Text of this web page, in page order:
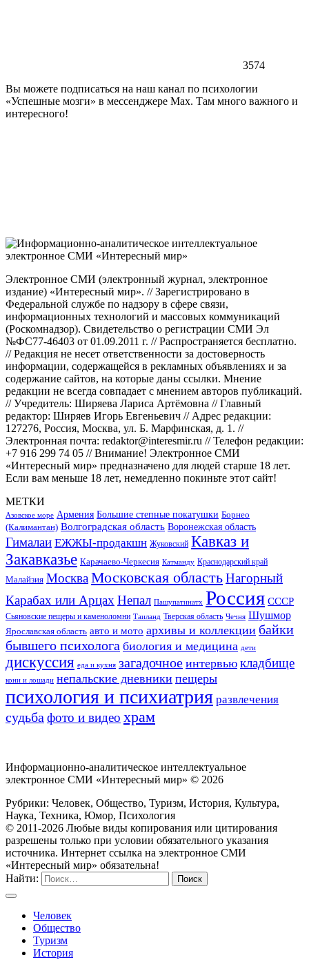
3574
Вы можете подписаться на наш канал по психологии
«Успешные мозги» в мессенджере Max. Там много важного и
интересного!
Электронное СМИ (электронный журнал, электронное
издание) «Интересный мир». // Зарегистрировано в
Федеральной службе по надзору в сфере связи,
информационных технологий и массовых коммуникаций
(Роскомнадзор). Свидетельство о регистрации СМИ Эл
№ФС77-46403 от 01.09.2011 г. // Распространяется бесплатно.
// Редакция не несет ответственности за достоверность
информации, содержащейся в рекламных объявлениях и за
содержание сайтов, на которые даны ссылки. Мнение
редакции не всегда совпадает с мнением авторов публикаций.
// Учредитель: Ширяева Лариса Артёмовна // Главный
редактор: Ширяев Игорь Евгеньевич // Адрес редакции:
127276, Россия, Москва, ул. Б. Марфинская, д. 1. //
Электронная почта: redaktor@interesmir.ru // Телефон редакции:
+7 916 299 74 05 // Внимание! Электронное СМИ
«Интересный мир» предназначено для людей старше 18 лет.
Если вам меньше 18 лет, немедленно покиньте этот сайт!
МЕТКИ
Азовское море Армения Большие степные покатушки Борнео
(Калимантан) Волгоградская область Воронежская область
Гималаи ЕЖЖЫ-продакшн Жуковский Кавказ и
Закавказье Карачаево-Черкесия Катманду Краснодарский край
Малайзия МоскваМосковская областьНагорный
Карабах или Арцах Непал Пашупатинатх Россия СССР
Сьяновские пещеры и каменоломни Таиланд Тверская область Чечня Шушмор
Ярославская область авто и мото архивы и коллекции байки
бывшего психолога биология и медицина дети
дискуссия еда и кухня загадочное интервью кладбище
кони и лошади непальские дневники пещеры
психология и психиатрия развлечения
судьба фото и видео храм
Информационно-аналитическое интеллектуальное
электронное СМИ «Интересный мир» © 2026
Рубрики: Человек, Общество, Туризм, История, Культура,
Наука, Техника, Юмор, Психология
© 2011-2026 Любые виды копирования или цитирования
разрешены только при условии обязательного указания
источника. Интернет ссылка на электронное СМИ
«Интересный мир» обязательна!
Найти:
Человек
Общество
Туризм
История